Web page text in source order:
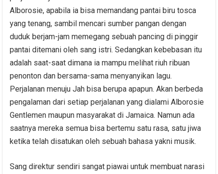
Alborosie, apabila ia bisa memandang pantai biru tosca
yang tenang, sambil mencari sumber pangan dengan
duduk berjam-jam memegang sebuah pancing di pinggir
pantai ditemani oleh sang istri. Sedangkan kebebasan itu
adalah saat-saat dimana ia mampu melihat riuh ribuan
penonton dan bersama-sama menyanyikan lagu.
Perjalanan menuju Jah bisa berupa apapun. Akan berbeda
pengalaman dari setiap perjalanan yang dialami Alborosie
Gentlemen maupun masyarakat di Jamaica. Namun ada
saatnya mereka semua bisa bertemu satu rasa, satu jiwa
ketika telah disatukan oleh sebuah bahasa yakni musik.
Sang direktur sendiri sangat piawai untuk membuat narasi